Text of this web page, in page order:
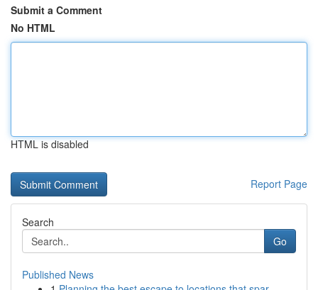
Submit a Comment
No HTML
HTML is disabled
Report Page
Search
Go
Published News